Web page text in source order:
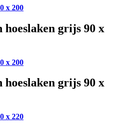
x 200
hoeslaken grijs 90 x
x 200
hoeslaken grijs 90 x
x 220